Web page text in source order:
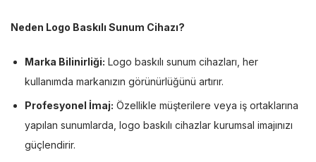
Neden Logo Baskılı Sunum Cihazı?
Marka Bilinirliği: Logo baskılı sunum cihazları, her
kullanımda markanızın görünürlüğünü artırır.
Profesyonel İmaj: Özellikle müşterilere veya iş ortaklarına
yapılan sunumlarda, logo baskılı cihazlar kurumsal imajınızı
güçlendirir.